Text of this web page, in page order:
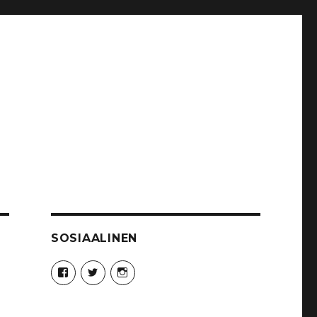
SOSIAALINEN
Näytä
Syncro89Photography:n
profiili
Näytä
MikaelJohnsson:n
profiili
Näytä
syncro89:n